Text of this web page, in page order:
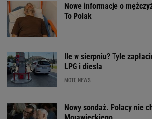
Nowe informacje o
To Polak
Ile w sierpniu? Tyle
LPG i diesla
MOTO NEWS
Nowy sondaż. Polacy nie